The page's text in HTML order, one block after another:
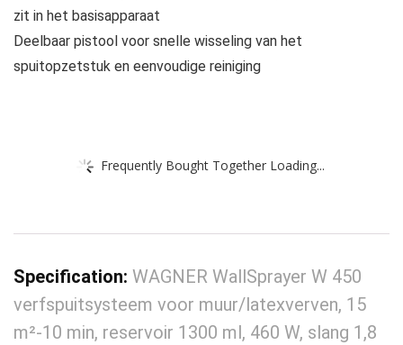
zit in het basisapparaat
Deelbaar pistool voor snelle wisseling van het
spuitopzetstuk en eenvoudige reiniging
Frequently Bought Together Loading...
Specification: WAGNER WallSprayer W 450
verfspuitsysteem voor muur/latexverven, 15
m²-10 min, reservoir 1300 ml, 460 W, slang 1,8